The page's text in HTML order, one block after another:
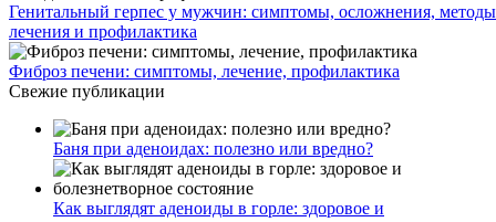
Генитальный герпес у мужчин: симптомы, осложнения, методы
лечения и профилактика
Фиброз печени: симптомы, лечение, профилактика
Свежие публикации
Баня при аденоидах: полезно или вредно?
Как выглядят аденоиды в горле: здоровое и